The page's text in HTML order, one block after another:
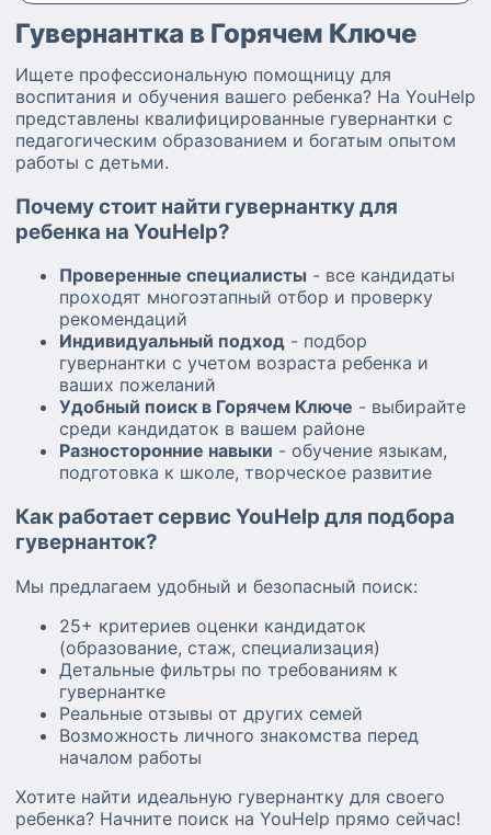
Гувернантка в Горячем Ключе
Ищете профессиональную помощницу для
воспитания и обучения вашего ребенка? На YouHelp
представлены квалифицированные гувернантки с
педагогическим образованием и богатым опытом
работы с детьми.
Почему стоит найти гувернантку для
ребенка на YouHelp?
Проверенные специалисты - все кандидаты
проходят многоэтапный отбор и проверку
рекомендаций
Индивидуальный подход - подбор
гувернантки с учетом возраста ребенка и
ваших пожеланий
Удобный поиск в Горячем Ключе - выбирайте
среди кандидаток в вашем районе
Разносторонние навыки - обучение языкам,
подготовка к школе, творческое развитие
Как работает сервис YouHelp для подбора
гувернанток?
Мы предлагаем удобный и безопасный поиск:
25+ критериев оценки кандидаток
(образование, стаж, специализация)
Детальные фильтры по требованиям к
гувернантке
Реальные отзывы от других семей
Возможность личного знакомства перед
началом работы
Хотите найти идеальную гувернантку для своего
ребенка? Начните поиск на YouHelp прямо сейчас!